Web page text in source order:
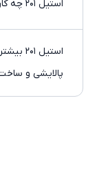
استیل ۲۰۱ چه کاربردی دارد؟
پالایشی و ساخت